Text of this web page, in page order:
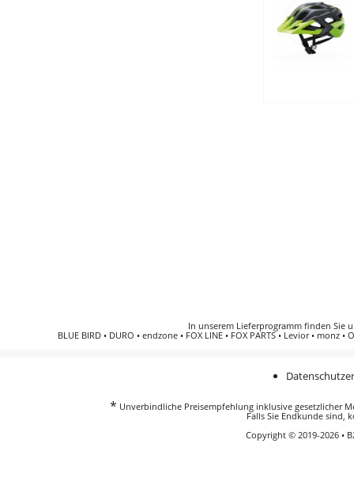
In unserem Lieferprogramm finden Sie
BLUE BIRD• DURO • endzone• FOX LINE• FOX PARTS• Levior• monz•
* Unverbindliche Preisempfehlung inklusive gesetzlicher
Falls Sie Endkunde sind,
Copyright © 2019-2026 •